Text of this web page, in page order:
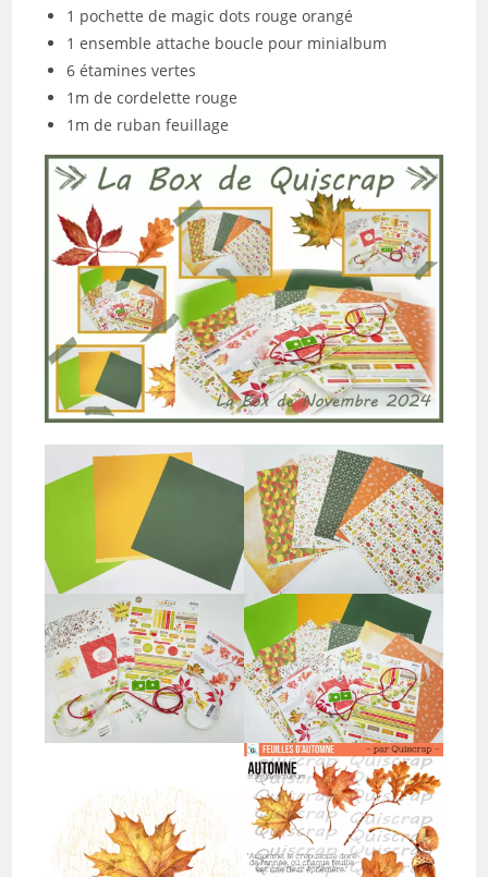
1 pochette de magic dots rouge orangé
1 ensemble attache boucle pour minialbum
6 étamines vertes
1m de cordelette rouge
1m de ruban feuillage